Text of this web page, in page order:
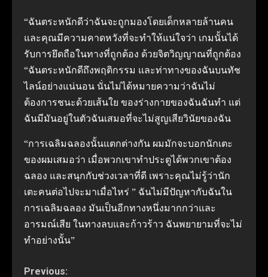
“ฉันตระหนักดีว่าฉันจะถูกมองโดยเด็กหลายล้านคน
และคุณมีความคาดหวังที่จะทําให้แน่ใจว่า เกมนั้นได้
รับการยึดถือในทางที่ถูกต้อง ด้วยจิตวิญญาณที่ถูกต้อง
“ฉันตระหนักดีถึงพฤติกรรม และท่าทางของฉันบนทัช
ไลน์อย่างแน่นอน นั่นไม่ได้หมายความว่าฉันไม่
ต้องการชนะด้วยเส้นใย ของร่างกายของฉันฉันทํา แต่
ฉันมีมันอยู่ในตัวฉันเสมอที่จะไม่สูญเสียวินัยของฉัน
“การเฉลิมฉลองนั้นแตกต่างกัน ผมมักจะบอกนักเตะ
ของผมเสมอว่า เมื่อพวกเขาทําประตูได้พวกเขาต้อง
ฉลอง และสนุกกับช่วงเวลาที่ดี เพราะคุณไม่รู้ว่านัก
เตะคนต่อไปจะมาเมื่อไหร่ ” ฉันไม่มีปัญหากับฉันใน
การเฉลิมฉลอง มันเป็นอีกทางหนึ่งมากกว่าและ
อารมณ์เสีย ในทางลบและก้าวร้าว ฉันพยายามที่จะไม่
ทําอย่างนั้น”
Previous: